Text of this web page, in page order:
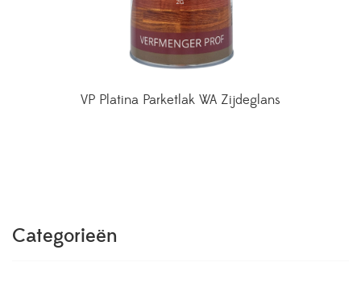
VP Platina Parketlak WA Zijdeglans
Categorieën